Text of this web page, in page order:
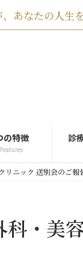
あなたの人生
の特徴 診
リニック 送別会のご報
・美